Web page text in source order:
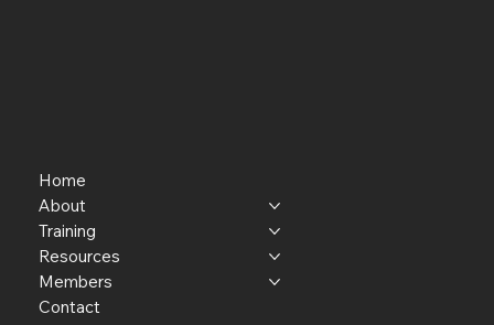
Home
About
Training
Resources
Members
Contact